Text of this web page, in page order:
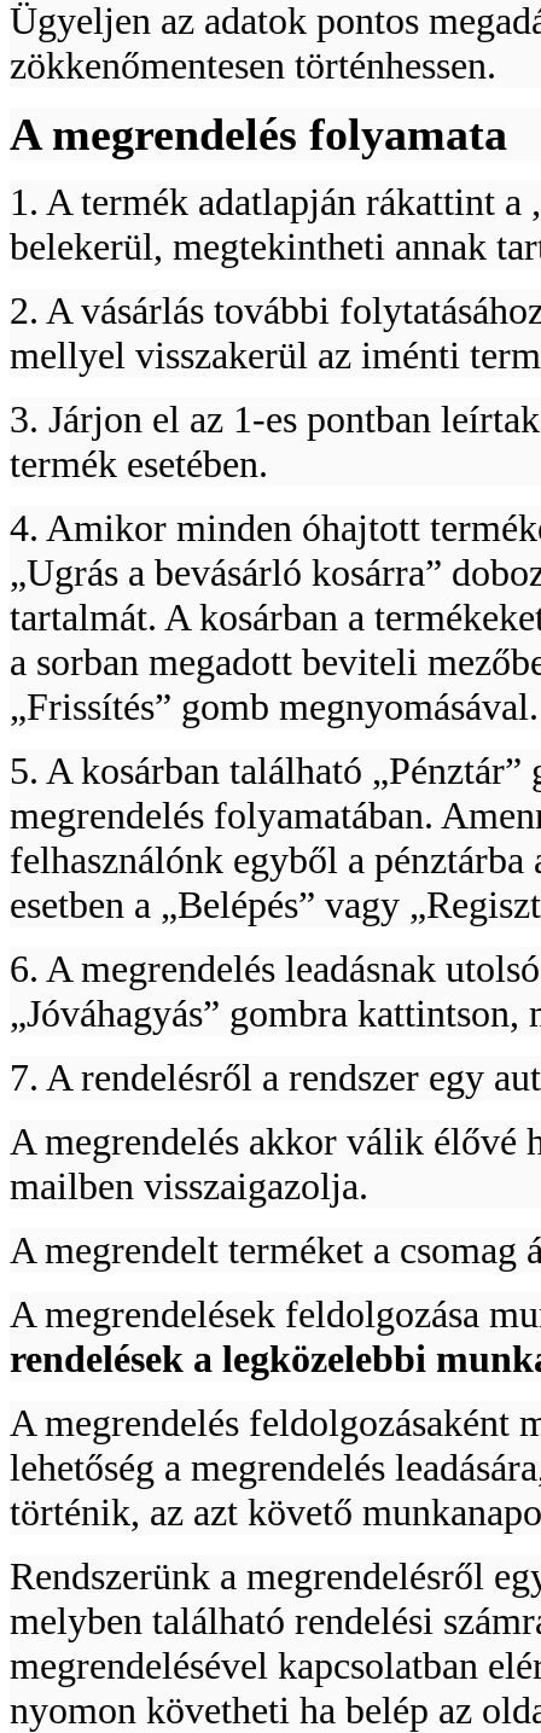
Ügyeljen az adatok pontos
zökkenőmentesen történhessen.
A megrendelés folyamata
1. A termék adatlapján rákattint
belekerül, megtekintheti annak
2. A vásárlás további
mellyel visszakerül az iménti
3. Járjon el az 1-es pontban
termék esetében.
4. Amikor minden óhajtott
„Ugrás a bevásárló kosárra”
tartalmát. A kosárban a
a sorban megadott beviteli
„Frissítés” gomb megnyomásával.
5. A kosárban található
megrendelés folyamatában.
felhasználónk egyből a
esetben a „Belépés” vagy
6. A megrendelés leadásnak
„Jóváhagyás” gombra
7. A rendelésről a rendszer egy
A megrendelés akkor válik élővé
mailben visszaigazolja.
A megrendelt terméket a
A megrendelések feldolgozása
rendelések a legközelebbi
A megrendelés
lehetőség a megrendelés
történik, az azt követő
Rendszerünk a megrendelésről
melyben található rendelési
megrendelésével kapcsolatban
nyomon követheti ha belép az